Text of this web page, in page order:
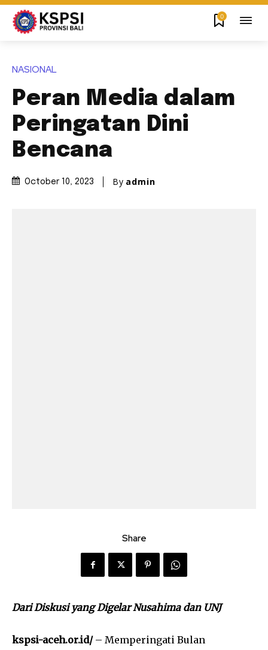
0
NASIONAL
Peran Media dalam
Peringatan Dini
Bencana
October 10, 2023 By admin
Share
Dari Diskusi yang Digelar Nusahima dan UNJ
kspsi-aceh.or.id/– Memperingati Bulan